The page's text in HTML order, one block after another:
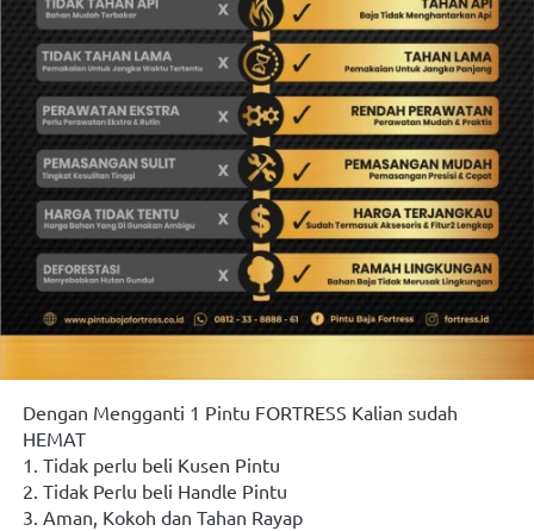
Dengan Mengganti 1 Pintu FORTRESS Kalian sudah
HEMAT
1. Tidak perlu beli Kusen Pintu
2. Tidak Perlu beli Handle Pintu
3. Aman, Kokoh dan Tahan Rayap